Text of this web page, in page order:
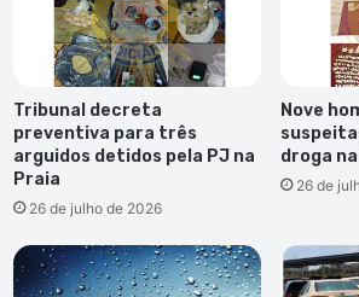
Tribunal decreta
preventiva para três
arguidos detidos pela PJ na
Praia
26 de julho de 2026
Nove
droga na
26 de